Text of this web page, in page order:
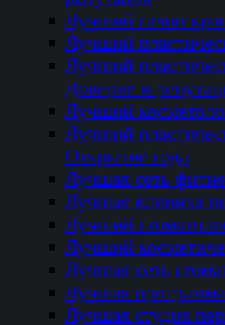
Лучший салон
Лучший
Лучший
Доверие и
Лучший
Лучший
Открытие года
Лучшая сеть
Лучшая клиника
Лучший
Лучший
Лучшая сеть
Лучшая программа
Лучшая студия